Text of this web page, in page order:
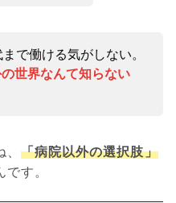
で働ける気がしない。
世界なんて知らない
「病院以外の選択肢」
す。